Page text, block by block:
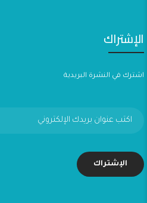
الإشتراك
اشترك في النشرة البريدية